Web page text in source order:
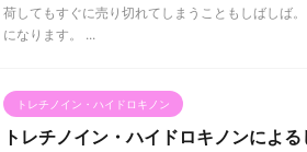
荷してもすぐに売り切れてしまうこともしばしば
になります。 ...
トレチノイン・ハイドロキノン
トレチノイン・ハイドロキノンによ